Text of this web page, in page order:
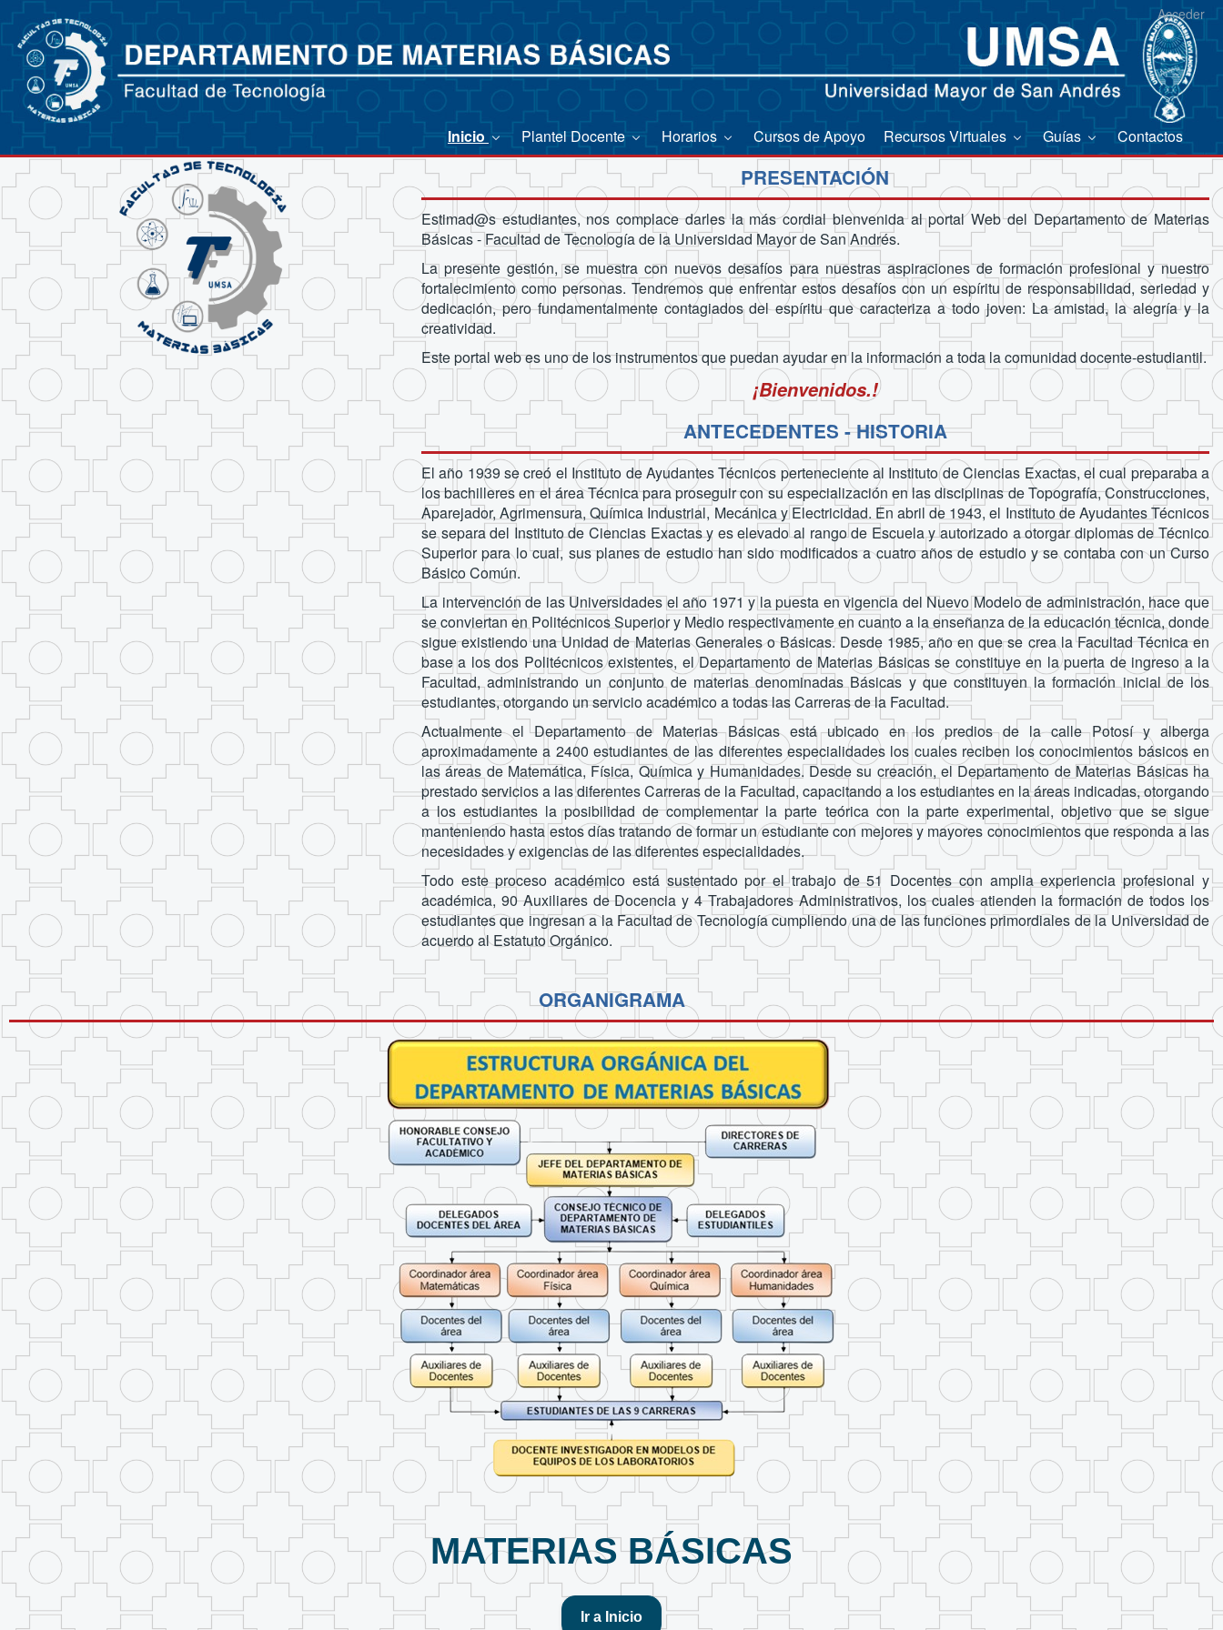
Acceder
Inicio Plantel Docente Horarios Cursos de Apoyo Recursos Virtuales Guías Contactos
PRESENTACIÓN
Estimad@s estudiantes, nos complace darles la más cordial bienvenida al portal Web del Departamento de Materias
Básicas - Facultad de Tecnología de la Universidad Mayor de San Andrés.
La presente gestión, se muestra con nuevos desafíos para nuestras aspiraciones de formación profesional y nuestro
fortalecimiento como personas. Tendremos que enfrentar estos desafíos con un espíritu de responsabilidad, seriedad y
dedicación, pero fundamentalmente contagiados del espíritu que caracteriza a todo joven: La amistad, la alegría y la
creatividad.
Este portal web es uno de los instrumentos que puedan ayudar en la información a toda la comunidad docente-estudiantil.
¡Bienvenidos.!
ANTECEDENTES - HISTORIA
El año 1939 se creó el Instituto de Ayudantes Técnicos perteneciente al Instituto de Ciencias Exactas, el cual preparaba a
los bachilleres en el área Técnica para proseguir con su especialización en las disciplinas de Topografía, Construcciones,
Aparejador, Agrimensura, Química Industrial, Mecánica y Electricidad. En abril de 1943, el Instituto de Ayudantes Técnicos
se separa del Instituto de Ciencias Exactas y es elevado al rango de Escuela y autorizado a otorgar diplomas de Técnico
Superior para lo cual, sus planes de estudio han sido modificados a cuatro años de estudio y se contaba con un Curso
Básico Común.
La intervención de las Universidades el año 1971 y la puesta en vigencia del Nuevo Modelo de administración, hace que
se conviertan en Politécnicos Superior y Medio respectivamente en cuanto a la enseñanza de la educación técnica, donde
sigue existiendo una Unidad de Materias Generales o Básicas. Desde 1985, año en que se crea la Facultad Técnica en
base a los dos Politécnicos existentes, el Departamento de Materias Básicas se constituye en la puerta de ingreso a la
Facultad, administrando un conjunto de materias denominadas Básicas y que constituyen la formación inicial de los
estudiantes, otorgando un servicio académico a todas las Carreras de la Facultad.
Actualmente el Departamento de Materias Básicas está ubicado en los predios de la calle Potosí y alberga
aproximadamente a 2400 estudiantes de las diferentes especialidades los cuales reciben los conocimientos básicos en
las áreas de Matemática, Física, Química y Humanidades. Desde su creación, el Departamento de Materias Básicas ha
prestado servicios a las diferentes Carreras de la Facultad, capacitando a los estudiantes en la áreas indicadas, otorgando
a los estudiantes la posibilidad de complementar la parte teórica con la parte experimental, objetivo que se sigue
manteniendo hasta estos días tratando de formar un estudiante con mejores y mayores conocimientos que responda a las
necesidades y exigencias de las diferentes especialidades.
Todo este proceso académico está sustentado por el trabajo de 51 Docentes con amplia experiencia profesional y
académica, 90 Auxiliares de Docencia y 4 Trabajadores Administrativos, los cuales atienden la formación de todos los
estudiantes que ingresan a la Facultad de Tecnología cumpliendo una de las funciones primordiales de la Universidad de
acuerdo al Estatuto Orgánico.
ORGANIGRAMA
MATERIAS BÁSICAS
Ir a Inicio